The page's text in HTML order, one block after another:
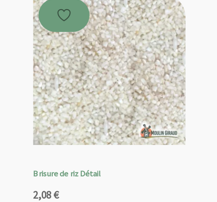
Brisure de riz Détail
2,08€